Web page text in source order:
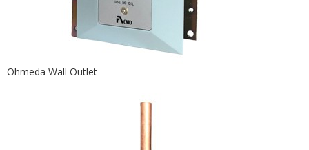
Ohmeda Wall Outlet